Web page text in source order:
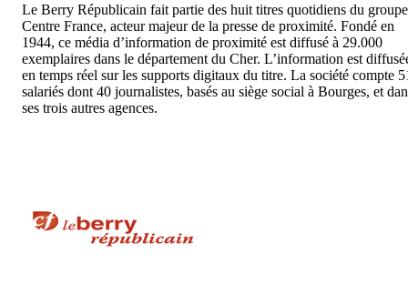
Le Berry Républicain fait partie des huit titres quotidiens du groupe
Centre France, acteur majeur de la presse de proximité. Fondé en
1944, ce média d’information de proximité est diffusé à 29.000
exemplaires dans le département du Cher. L’information est
en temps réel sur les supports digitaux du titre. La société compte
salariés dont 40 journalistes, basés au siège social à Bourges, et
ses trois autres agences.